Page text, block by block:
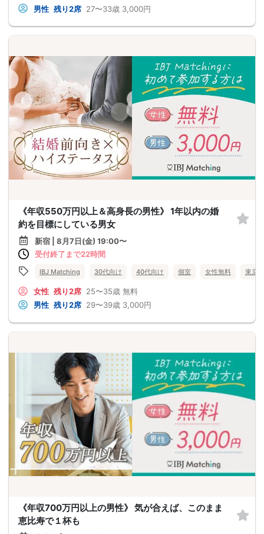
男性 残り2席 27〜33歳 3,000円
《年収550万円以上＆高身長の男性》 1年以内の婚
約を目標にしている男女
新宿 | 8月7日(金) 19:00〜
受付終了まで22時間
IBJ Matching 30代向け 40代向け 個室 女性無料 東京都
女性 残り2席 25〜35歳 無料
男性 残り2席 29〜39歳 3,000円
《年収700万円以上の男性》 気が合えば、このまま
恵比寿で１杯も